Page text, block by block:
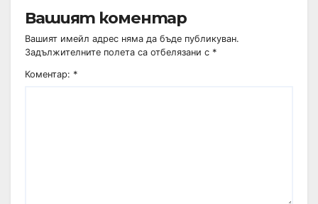
Вашият коментар
Вашият имейл адрес няма да бъде публикуван.
Задължителните полета са отбелязани с *
Коментар: *